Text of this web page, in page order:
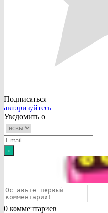
Подписаться
авторизуйтесь
Уведомить о
0 комментариев